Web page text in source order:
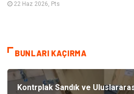
22 Haz 2026, Pts
BUNLARI KAÇIRMA
Kontrplak Sandık ve